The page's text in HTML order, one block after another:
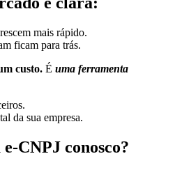
mais rápido.
ficam para trás.
custo. É uma ferramenta
da sua empresa.
CNPJ conosco?